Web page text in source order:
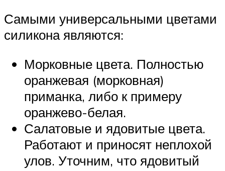
Самыми универсальными цветами
силикона являются:
Морковные цвета. Полностью
оранжевая (морковная)
приманка, либо к примеру
оранжево-белая.
Салатовые и ядовитые цвета.
Работают и приносят неплохой
улов. Уточним, что ядовитый